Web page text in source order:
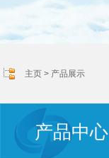
主页 > 产品展示
产品中心